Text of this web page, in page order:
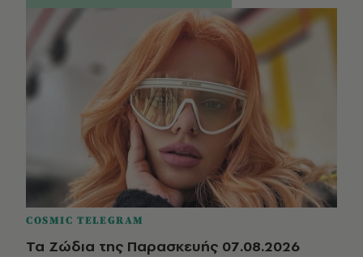
COSMIC TELEGRAM
Τα Ζώδια της Παρασκευής 07.08.2026